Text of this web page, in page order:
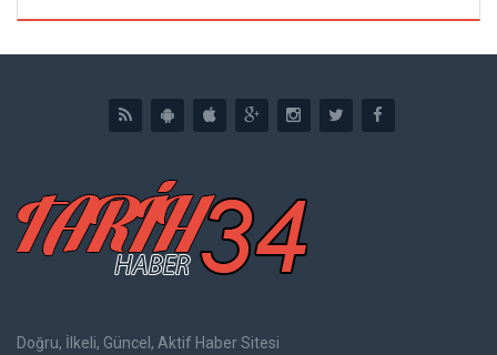
Doğru, İlkeli, Güncel, Aktif Haber Sitesi